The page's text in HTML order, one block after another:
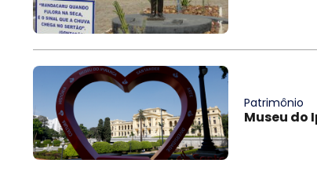
Patrimônio
Museu do